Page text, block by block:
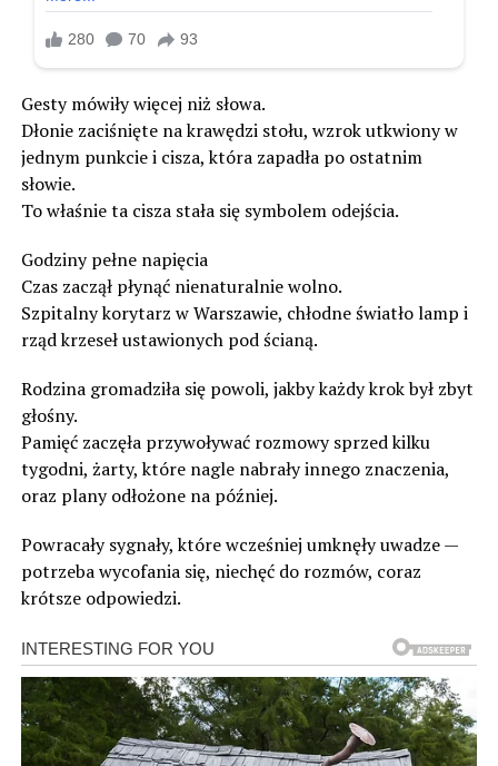
Gesty mówiły więcej niż słowa.
Dłonie zaciśnięte na krawędzi stołu, wzrok utkwiony w
jednym punkcie i cisza, która zapadła po ostatnim
słowie.
To właśnie ta cisza stała się symbolem odejścia.
Godziny pełne napięcia
Czas zaczął płynąć nienaturalnie wolno.
Szpitalny korytarz w Warszawie, chłodne światło lamp i
rząd krzeseł ustawionych pod ścianą.
Rodzina gromadziła się powoli, jakby każdy krok był zbyt
głośny.
Pamięć zaczęła przywoływać rozmowy sprzed kilku
tygodni, żarty, które nagle nabrały innego znaczenia,
oraz plany odłożone na później.
Powracały sygnały, które wcześniej umknęły uwadze —
potrzeba wycofania się, niechęć do rozmów, coraz
krótsze odpowiedzi.